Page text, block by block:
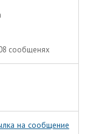
сообщенях
на сообщение